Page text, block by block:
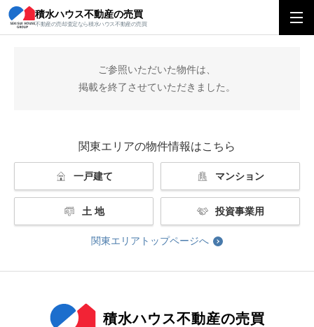
積水ハウス不動産の売買
不動産の売却査定なら積水ハウス不動産の売買
積水ハウス不動産の売買 関東エリアトップ
ご参照いただいた物件は、
掲載を終了させていただきました。
関東エリアの物件情報はこちら
一戸建て マンション
土 地 投資事業用
関東エリアトップページへ
積水ハウス不動産の売買